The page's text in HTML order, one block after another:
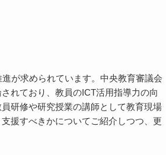
が求められています。中央教育審議会
れており、教員のICT活用指導力の向
研修や研究授業の講師として教育現場
援すべきかについてご紹介しつつ、更